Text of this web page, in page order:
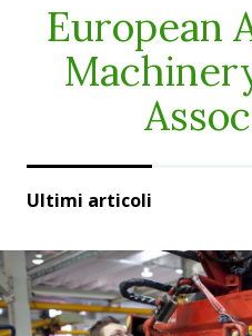
European
Ultimi articoli